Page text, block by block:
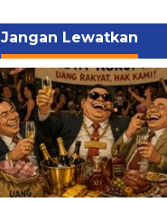
Jangan Lewatkan